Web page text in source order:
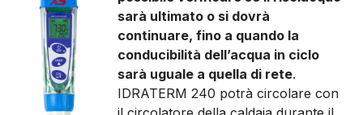
sarà ultimato o si do­vrà
continuare, fino a quando la
conducibilità dell’acqua in ci­clo
sarà uguale a quella di rete.
IDRATERM 240 potrà circola­re con